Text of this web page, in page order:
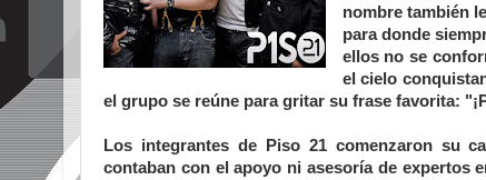
nombre también
para donde
ellos no se
el cielo
el grupo se reúne para gritar su frase favorita:
Los integrantes de Piso 21 comenzaron su
contaban con el apoyo ni asesoría de expertos